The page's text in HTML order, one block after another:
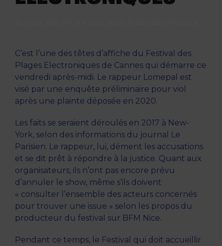
C’est l’une des têtes d’affiche du Festival des
Plages Electroniques de Cannes qui démarre ce
vendredi après-midi. Le rappeur Lomepal est
visé par une enquête préliminaire pour viol
après une plainte déposée en 2020.
Les faits se seraient déroulés en 2017 à New-
York, selon des informations du journal Le
Parisien. Le rappeur, lui, dément les accusations
et se dit prêt à répondre à la justice. Quant aux
organisateurs, ils n’ont pas encore prévu
d’annuler le show, même s’ils doivent
« consulter l’ensemble des acteurs concernés
pour trouver une issue » selon les propos du
producteur du festival sur BFM Nice.
Pendant ce temps, le Festival qui doit accueillir